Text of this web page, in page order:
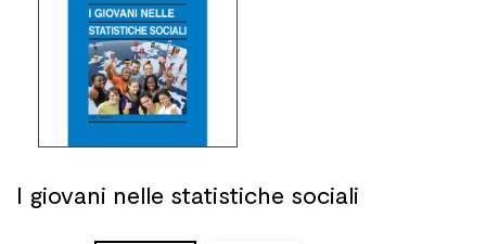
I giovani nelle statistiche sociali